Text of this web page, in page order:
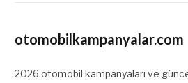
otomobilkampanyalar.com
2026 otomobil kampanyaları ve